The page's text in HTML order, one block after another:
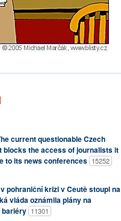
current questionable Czech
blocks the access of journalists it
to its news conferences 15252
pohraniční krizi v Ceutě stoupl na
vláda oznámila plány na
bariéry 11301